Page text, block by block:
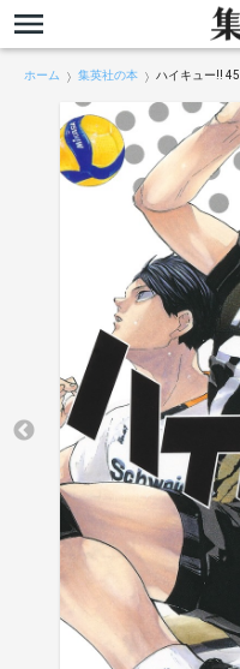
ホーム 集英社の本 ハイキュー!! 45